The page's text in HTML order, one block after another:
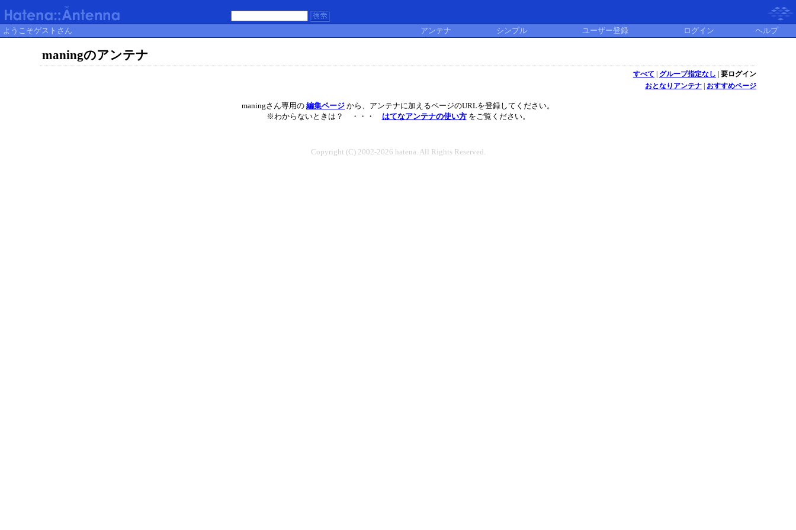
ようこそゲストさん アンテナ シンプル ユーザー登録 ログイン ヘルプ
maningのアンテナ
すべて グループ指定なし
要ログイン
おとなりアンテナ| おすすめページ
maningさん専用の 編集ページ から、アンテナに加えるページのURLを登録してください。
※わからないときは？ ・・・ はてなアンテナの使い方をご覧ください。
Copyright (C) 2002-2026 hatena. All Rights Reserved.